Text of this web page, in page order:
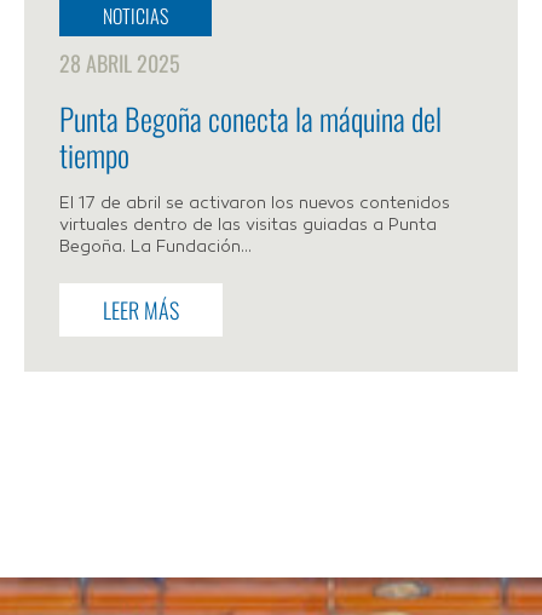
NOTICIAS
28 ABRIL 2025
Punta Begoña conecta la máquina del
tiempo
El 17 de abril se activaron los nuevos contenidos
virtuales dentro de las visitas guiadas a Punta
Begoña. La Fundación...
LEER MÁS